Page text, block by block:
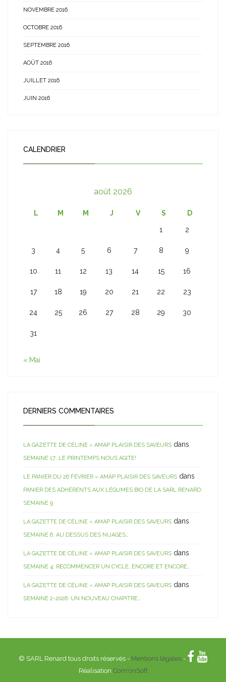
NOVEMBRE 2016
OCTOBRE 2016
SEPTEMBRE 2016
AOÛT 2016
JUILLET 2016
JUIN 2016
CALENDRIER
août 2026
L M M J V S D
1 2
3 4 5 6 7 8 9
10 11 12 13 14 15 16
17 18 19 20 21 22 23
24 25 26 27 28 29 30
31
« Mai
DERNIERS COMMENTAIRES
LA GAZETTE DE CÉLINE « AMAP PLAISIR DES SAVEURS dans
SEMAINE 17: LE PRINTEMPS NOUS AGITE!
LE PANIER DU 26 FÉVRIER « AMAP PLAISIR DES SAVEURS dans
PANIER DES ADHÉRENTS AUX LÉGUMES BIO DE LA SARL RENARD:
SEMAINE 9
LA GAZETTE DE CÉLINE « AMAP PLAISIR DES SAVEURS dans
SEMAINE 6: AU DESSUS DES NUAGES…
LA GAZETTE DE CÉLINE « AMAP PLAISIR DES SAVEURS dans
SEMAINE 4: RECOMMENCER UN CYCLE, ENCORE ET ENCORE…
LA GAZETTE DE CÉLINE « AMAP PLAISIR DES SAVEURS dans
SEMAINE 2-2026: UN NOUVEAU CHAPITRE…
© SARL Renard tous droits réservés - Mentions légales-
Réalisation Com'onSoft